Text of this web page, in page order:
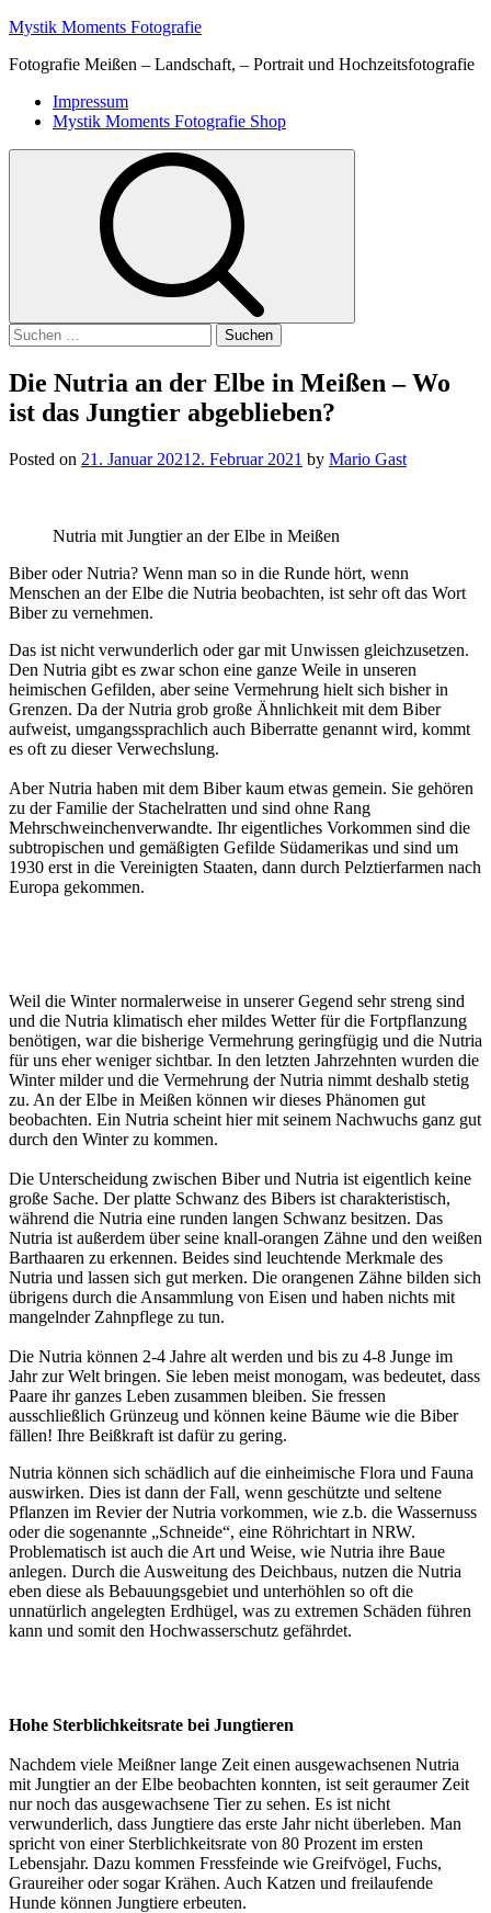
Skip
content
Mystik Moments Fotografie
Fotografie Meißen – Landschaft, – Portrait und Hochzeitsfotografie
Primary
Menu
Impressum
Mystik Moments Fotografie Shop
Suchen
nach:
Die Nutria an der Elbe in Meißen – Wo
ist das Jungtier abgeblieben?
Posted on 21. Januar 2021 2. Februar 2021 by Mario Gast
Nutria mit Jungtier an der Elbe in Meißen
Biber oder Nutria? Wenn man so in die Runde hört, wenn
Menschen an der Elbe die Nutria beobachten, ist sehr oft das Wort
Biber zu vernehmen.
Das ist nicht verwunderlich oder gar mit Unwissen gleichzusetzen.
Den Nutria gibt es zwar schon eine ganze Weile in unseren
heimischen Gefilden, aber seine Vermehrung hielt sich bisher in
Grenzen. Da der Nutria grob große Ähnlichkeit mit dem Biber
aufweist, umgangssprachlich auch Biberratte genannt wird, kommt
es oft zu dieser Verwechslung.
Aber Nutria haben mit dem Biber kaum etwas gemein. Sie gehören
zu der Familie der Stachelratten und sind ohne Rang
Mehrschweinchenverwandte. Ihr eigentliches Vorkommen sind die
subtropischen und gemäßigten Gefilde Südamerikas und sind um
1930 erst in die Vereinigten Staaten, dann durch Pelztierfarmen nach
Europa gekommen.
Weil die Winter normalerweise in unserer Gegend sehr streng sind
und die Nutria klimatisch eher mildes Wetter für die Fortpflanzung
benötigen, war die bisherige Vermehrung geringfügig und die Nutria
für uns eher weniger sichtbar. In den letzten Jahrzehnten wurden die
Winter milder und die Vermehrung der Nutria nimmt deshalb stetig
zu. An der Elbe in Meißen können wir dieses Phänomen gut
beobachten. Ein Nutria scheint hier mit seinem Nachwuchs ganz gut
durch den Winter zu kommen.
Die Unterscheidung zwischen Biber und Nutria ist eigentlich keine
große Sache. Der platte Schwanz des Bibers ist charakteristisch,
während die Nutria eine runden langen Schwanz besitzen. Das
Nutria ist außerdem über seine knall-orangen Zähne und den weißen
Barthaaren zu erkennen. Beides sind leuchtende Merkmale des
Nutria und lassen sich gut merken. Die orangenen Zähne bilden sich
übrigens durch die Ansammlung von Eisen und haben nichts mit
mangelnder Zahnpflege zu tun.
Die Nutria können 2-4 Jahre alt werden und bis zu 4-8 Junge im
Jahr zur Welt bringen. Sie leben meist monogam, was bedeutet, dass
Paare ihr ganzes Leben zusammen bleiben. Sie fressen
ausschließlich Grünzeug und können keine Bäume wie die Biber
fällen! Ihre Beißkraft ist dafür zu gering.
Nutria können sich schädlich auf die einheimische Flora und Fauna
auswirken. Dies ist dann der Fall, wenn geschützte und seltene
Pflanzen im Revier der Nutria vorkommen, wie z.b. die Wassernuss
oder die sogenannte „Schneide“, eine Röhrichtart in NRW.
Problematisch ist auch die Art und Weise, wie Nutria ihre Baue
anlegen. Durch die Ausweitung des Deichbaus, nutzen die Nutria
eben diese als Bebauungsgebiet und unterhöhlen so oft die
unnatürlich angelegten Erdhügel, was zu extremen Schäden führen
kann und somit den Hochwasserschutz gefährdet.
Hohe Sterblichkeitsrate bei Jungtieren
Nachdem viele Meißner lange Zeit einen ausgewachsenen Nutria
mit Jungtier an der Elbe beobachten konnten, ist seit geraumer Zeit
nur noch das ausgewachsene Tier zu sehen. Es ist nicht
verwunderlich, dass Jungtiere das erste Jahr nicht überleben. Man
spricht von einer Sterblichkeitsrate von 80 Prozent im ersten
Lebensjahr. Dazu kommen Fressfeinde wie Greifvögel, Fuchs,
Graureiher oder sogar Krähen. Auch Katzen und freilaufende
Hunde können Jungtiere erbeuten.